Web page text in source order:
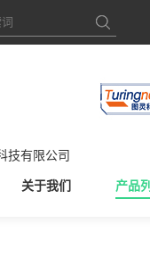
技有限公司
关于我们 产品